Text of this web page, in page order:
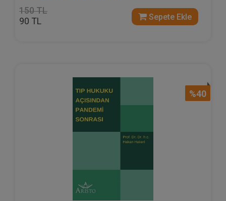
150 TL
90 TL Sepete Ekle
%40